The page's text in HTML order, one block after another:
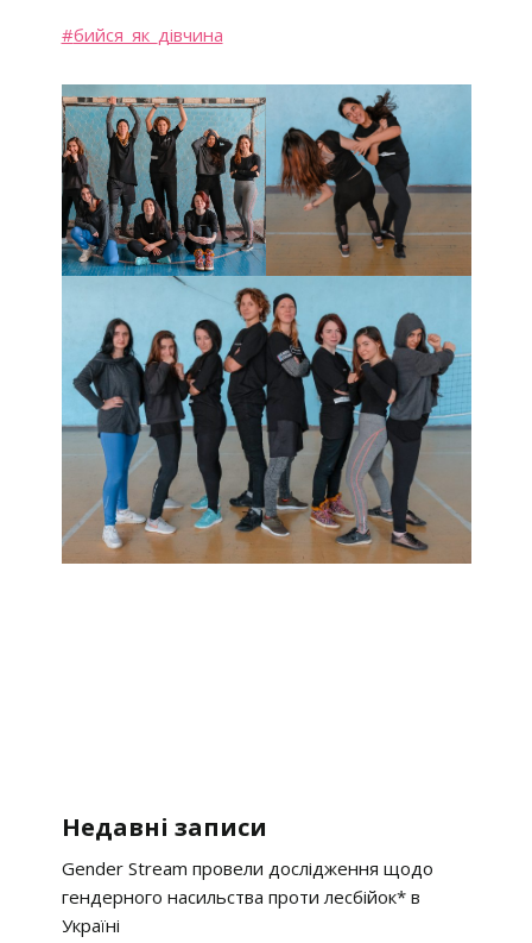
#бийся_як_дівчина
Недавні записи
Gender Stream провели дослідження щодо
гендерного насильства проти лесбійок* в
Україні